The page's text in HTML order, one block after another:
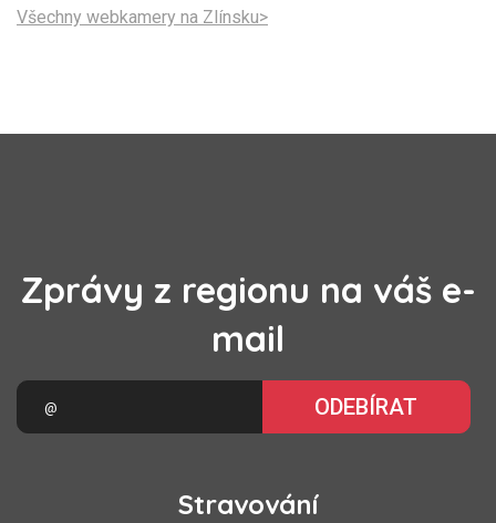
Všechny webkamery na Zlínsku>
Zprávy z regionu na váš e-
mail
ODEBÍRAT
Stravování